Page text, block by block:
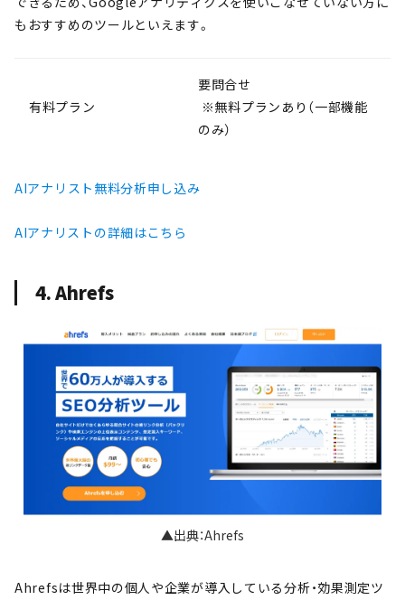
もおすすめのツールといえます。
有料プラン
要問合せ
※無料プランあり（一部機能
のみ）
AIアナリスト無料分析申し込み
AIアナリストの詳細はこちら
4. Ahrefs
▲出典：Ahrefs
Ahrefsは世界中の個人や企業が導入している分析・効果測定ツ